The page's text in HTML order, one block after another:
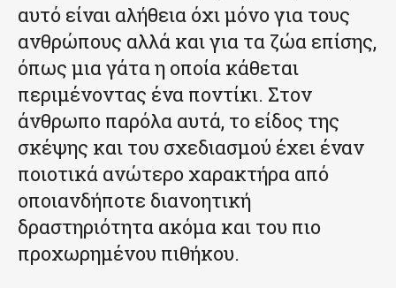
αυτό είναι αλήθεια όχι μόνο για τους
ανθρώπους αλλά και για τα ζώα επίσης,
όπως μια γάτα η οποία κάθεται
περιμένοντας ένα ποντίκι. Στον
άνθρωπο παρόλα αυτά, το είδος της
σκέψης και του σχεδιασμού έχει έναν
ποιοτικά ανώτερο χαρακτήρα από
οποιανδήποτε διανοητική
δραστηριότητα ακόμα και του πιο
προχωρημένου πιθήκου.